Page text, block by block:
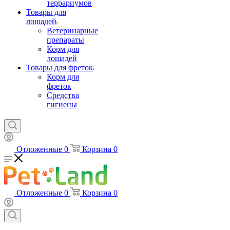
террариумов
Товары для
лошадей
Ветеринарные
препараты
Корм для
лошадей
Товары для фреток
Корм для
фреток
Средства
гигиены
Отложенные 0 Корзина 0
Отложенные 0 Корзина 0